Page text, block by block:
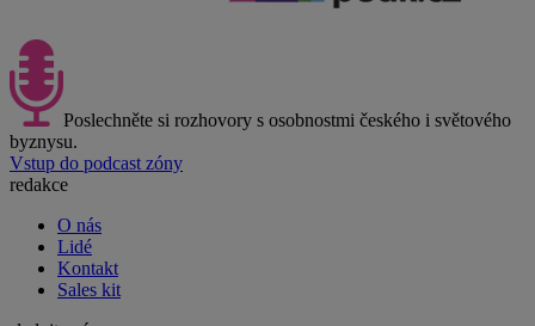
Poslechněte si rozhovory s osobnostmi českého i světového
byznysu.
Vstup do podcast zóny
redakce
O nás
Lidé
Kontakt
Sales kit